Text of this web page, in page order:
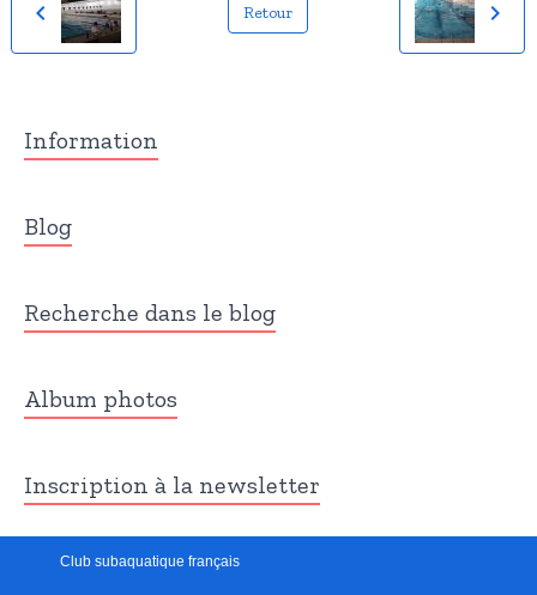
Retour
Information
Blog
Recherche dans le blog
Album photos
Inscription à la newsletter
Club subaquatique français